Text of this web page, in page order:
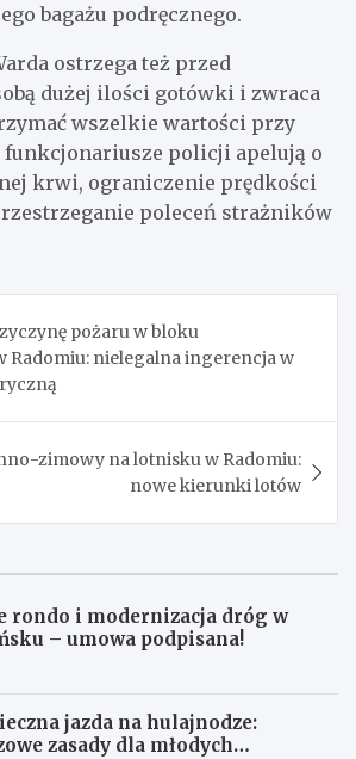
bagażu podręcznego.
ostrzega też przed
dużej ilości gotówki i zwraca
wszelkie wartości przy
funkcjonariusze policji apelują o
krwi, ograniczenie prędkości
poleceń strażników
pożaru w bloku
Radomiu: nielegalna ingerencja w
zimowy na lotnisku w Radomiu:
nowe kierunki lotów
rondo i modernizacja dróg w
– umowa podpisana!
jazda na hulajnodze:
zasady dla młodych